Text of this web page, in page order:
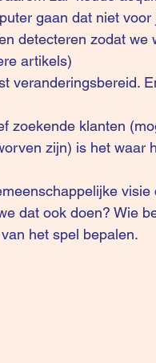
gaan dat niet
detecteren zodat
artikels)
zijn) is het waar
dat ook doen? Wie
het spel bepalen.